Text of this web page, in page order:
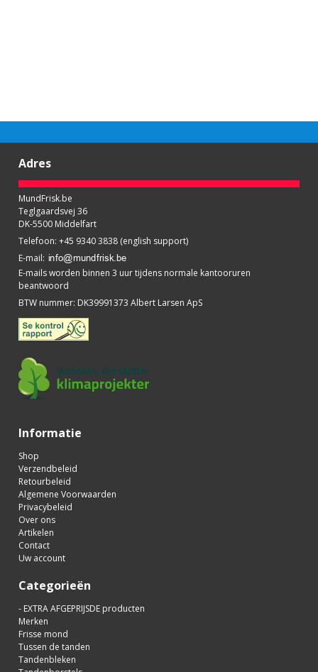
Adres
MundFrisk.be
Teglgaardsvej 36
DK-5500 Middelfart
Telefoon: +45 9340 3838 (english support)
E-mail:
E-mails worden binnen 3 uur tijdens normale kantooruren
beantwoord
BTW nummer: DK39991373 Albert Larsen ApS
Informatie
Shop
Verzendbeleid
Retourbeleid
Algemene Voorwaarden
Privacybeleid
Over ons
Artikelen
Contact
Uw account
Categorieën
- EXTRA AFGEPRIJSDE producten
Merken
Frisse mond
Tussen de tanden
Tandenbleken